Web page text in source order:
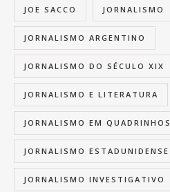
JOE SACCO JORNALISMO
JORNALISMO ARGENTINO
JORNALISMO DO SÉCULO XIX
JORNALISMO E LITERATURA
JORNALISMO EM QUADRINHOS
JORNALISMO ESTADUNIDENSE
JORNALISMO INVESTIGATIVO